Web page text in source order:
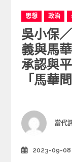
C
a
t
e
g
o
思想 政治
吳小保
義與馬
承認與
「馬華
當代
2023-09-08